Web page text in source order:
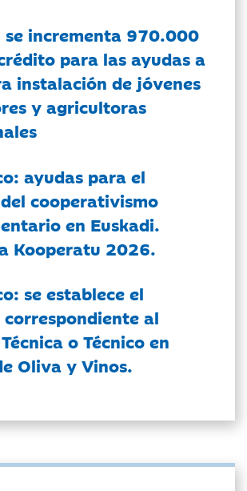
se incrementa 970.000
para las ayudas a
instalación de jóvenes
y agricultoras
ayudas para el
cooperativismo
en Euskadi.
Kooperatu 2026.
se establece el
al
o Técnico en
Oliva y Vinos.